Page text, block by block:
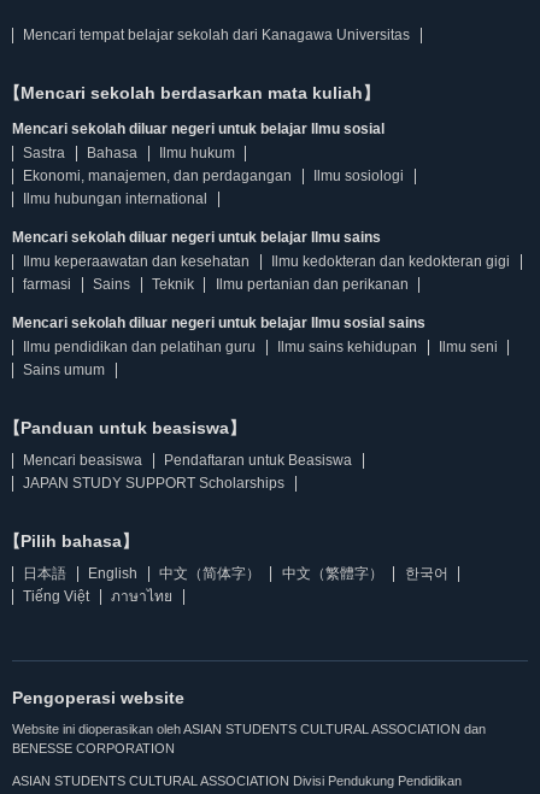
Mencari tempat belajar sekolah dari Kanagawa Universitas
【Mencari sekolah berdasarkan mata kuliah】
Mencari sekolah diluar negeri untuk belajar Ilmu sosial
Sastra
Bahasa
Ilmu hukum
Ekonomi, manajemen, dan perdagangan
Ilmu sosiologi
Ilmu hubungan international
Mencari sekolah diluar negeri untuk belajar Ilmu sains
Ilmu keperaawatan dan kesehatan
Ilmu kedokteran dan kedokteran gigi
farmasi
Sains Teknik Ilmu pertanian dan perikanan
Mencari sekolah diluar negeri untuk belajar Ilmu sosial sains
Ilmu pendidikan dan pelatihan guru
Ilmu sains kehidupan
Ilmu seni
Sains umum
【Panduan untuk beasiswa】
Mencari beasiswa
Pendaftaran untuk Beasiswa
JAPAN STUDY SUPPORT Scholarships
【Pilih bahasa】
日本語 English 中文（简体字） 中文（繁體字）
한국어
Tiếng Việt
ภาษาไทย
Pengoperasi website
Website ini dioperasikan oleh ASIAN STUDENTS CULTURAL ASSOCIATION dan
BENESSE CORPORATION
ASIAN STUDENTS CULTURAL ASSOCIATION Divisi Pendukung Pendidikan